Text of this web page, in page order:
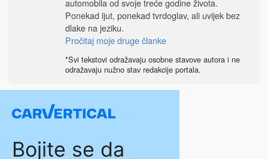
automobila od svoje treće godine života.
Ponekad ljut, ponekad tvrdoglav, ali uvijek bez
dlake na jeziku.
Pročitaj moje druge članke
*Svi tekstovi odražavaju osobne stavove autora i ne
odražavaju nužno stav redakcije portala.